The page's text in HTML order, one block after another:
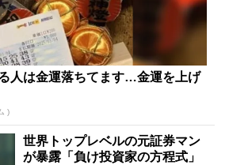
人は金運落ちてます…金運を上げ
)
世界トップレベルの元証券マン
が暴露「負け投資家の方程式」